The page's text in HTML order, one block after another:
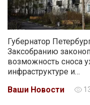
Губернатор
Заксобранию
возможность сноса
инфраструктуре и…
Ваши Новости